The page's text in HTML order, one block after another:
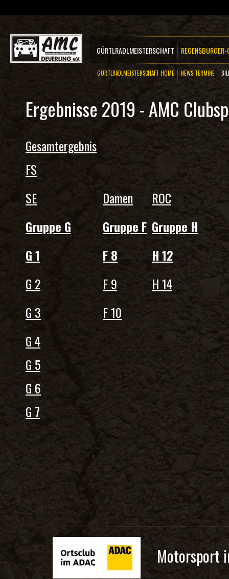
GÜRTLRADLMEISTERSCHAFT
GÜRTLRADLMEISTERSCHAFT HOME NEWS TERMINE
Ergebnisse 2019 - AMC
Gesamtergebnis
FS
SE
Damen
ROC
Gruppe G
Gruppe F Gruppe H
G 1
F 8
H 12
G 2
F 9
H 14
G 3
F 10
G 4
G 5
G 6
G 7
Motorsport